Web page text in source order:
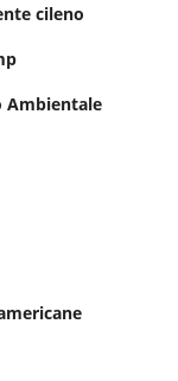
cileno
Ambientale